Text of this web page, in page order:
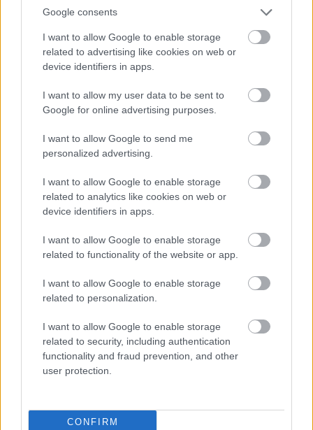
Google consents
I want to allow Google to enable storage
related to advertising like cookies on web or
device identifiers in apps.
I want to allow my user data to be sent to
Google for online advertising purposes.
I want to allow Google to send me
personalized advertising.
I want to allow Google to enable storage
related to analytics like cookies on web or
device identifiers in apps.
I want to allow Google to enable storage
related to functionality of the website or app.
I want to allow Google to enable storage
related to personalization.
I want to allow Google to enable storage
related to security, including authentication
functionality and fraud prevention, and other
user protection.
CONFIRM
Ha a statisztikákra vetünk egy pillantást sok
eltérő adatot látunk: aKSHpéldául a hivatalos
forrásokat veszi számba, amelyekből az tűnik
ki, hogy
csupán 1188 filippínó érkezett hozzánk. De
nyilván többféle csatornán keresztül
juthatnak hazánkba a vendégmunkások.
Ezügyben pedig a filippínó és a magyar
ezer körül mozoghat az esetükben. Úgy
gondolom, elmondható, hogy a külföldi
munkások számára vonzó
Magyarországés a
feltételek is ideálisak a számukra ahhoz, hogy
hazánkba akarjanak utazni.
Itthon született egy rendelet, mely szerint
EU-n kívüli országokból, amelyekkel